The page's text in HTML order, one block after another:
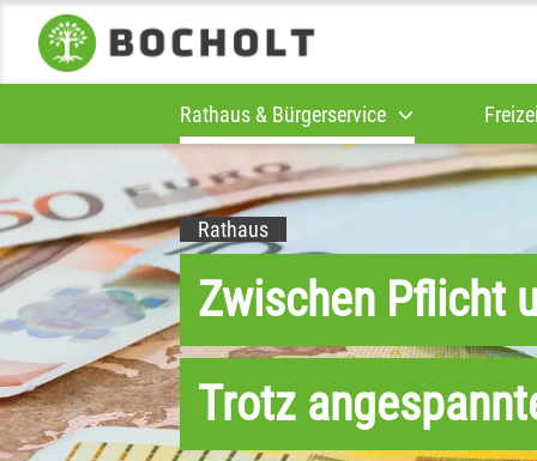
Rathaus & Bürgerservice
Rathaus
Zwischen Pflicht
Trotz